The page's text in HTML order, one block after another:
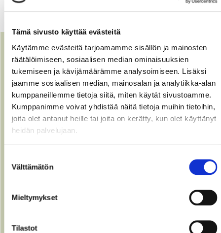
Tämä sivusto käyttää evästeitä
Käytämme evästeitä tarjoamamme sisällön ja mainosten
räätälöimiseen, sosiaalisen median ominaisuuksien
tukemiseen ja kävijämäärämme analysoimiseen. Lisäksi
jaamme sosiaalisen median, mainosalan ja analytiikka-alan
kumppaneillemme tietoja siitä, miten käytät sivustoamme.
Kumppanimme voivat yhdistää näitä tietoja muihin tietoihin,
joita olet antanut heille tai joita on kerätty, kun olet käyttänyt
heidän palvelujaan.
valinta
Välttämätön
Mieltymykset
Tilastot
SINUA